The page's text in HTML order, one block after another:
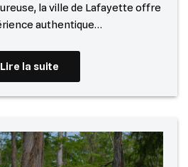
la ville de Lafayette offre
authentique…
Lire la suite